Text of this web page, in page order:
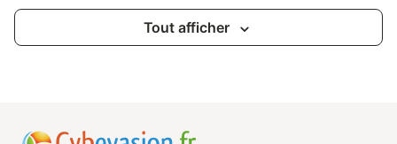
Tout afficher